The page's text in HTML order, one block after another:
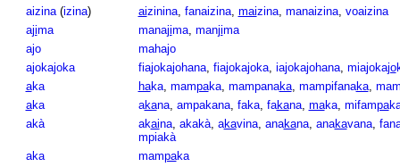
aizina(izina) aizinina, fanaizina, maizina, manaizina, voaizina
ajima manajima, manjima
ajo
mahajo
ajokajoka
fiajokajohana, fiajokajoka, iajokajohana, miajokajo
aka haka, mampaka, mampanaka, mampifanaka,
aka akana, ampakana, faka, fakana, maka, mifampa
akà
akaina, akakà, akavina, anakana, anakavana,
mpiakà
aka
mampaka